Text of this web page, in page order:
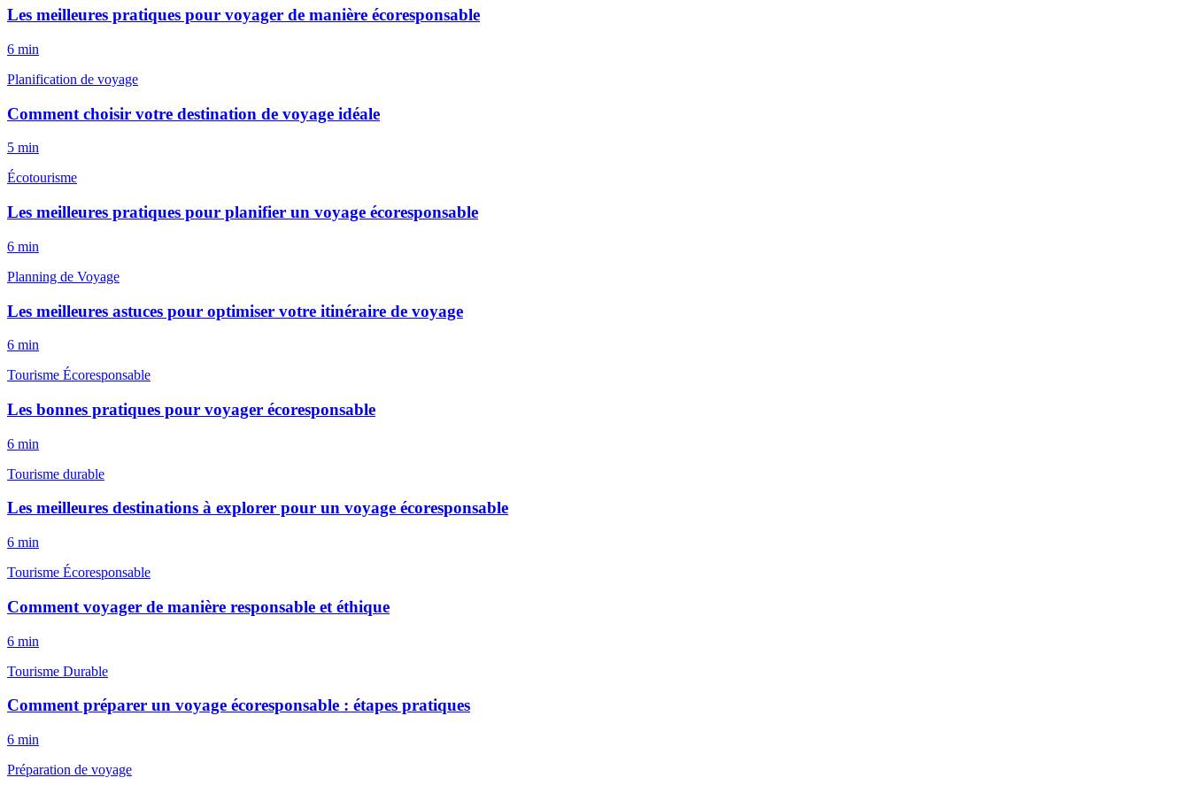
Les meilleures pratiques pour voyager de manière écoresponsable
6 min
Planification de voyage
Comment choisir votre destination de voyage idéale
5 min
Écotourisme
Les meilleures pratiques pour planifier un voyage écoresponsable
6 min
Planning de Voyage
Les meilleures astuces pour optimiser votre itinéraire de voyage
6 min
Tourisme Écoresponsable
Les bonnes pratiques pour voyager écoresponsable
6 min
Tourisme durable
Les meilleures destinations à explorer pour un voyage écoresponsable
6 min
Tourisme Écoresponsable
Comment voyager de manière responsable et éthique
6 min
Tourisme Durable
Comment préparer un voyage écoresponsable : étapes pratiques
6 min
Préparation de voyage